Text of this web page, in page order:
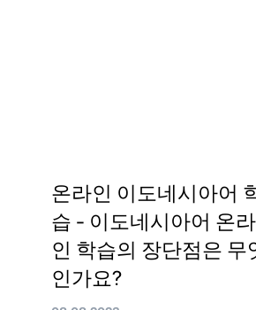
온라인 이도네시아어
습 - 이도네시아어 온라
인 학습의 장단점은 무
인가요?